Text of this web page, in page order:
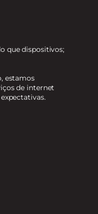
que dispositivos;
estamos
de internet